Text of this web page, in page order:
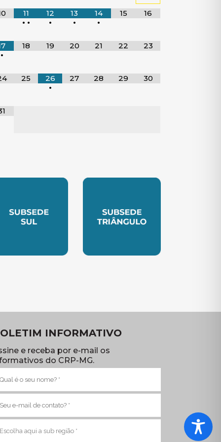
11
• •
12
•
13
•
14
•
15 16
•
18 19 20 21 22 23
25
26
•
27 28 29 30
INFORMATIVO
e receba por e-mail os
do CRP-MG.